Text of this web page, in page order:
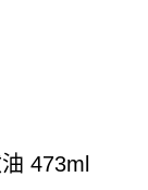
油 473ml